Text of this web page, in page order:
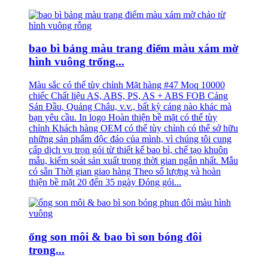
bao bì bảng màu trang điểm màu xám mờ
hình vuông trống...
Màu sắc có thể tùy chỉnh Mặt hàng #47 Moq 10000
chiếc Chất liệu AS, ABS, PS, AS + ABS FOB Cảng
Sán Đầu, Quảng Châu, v.v., bất kỳ cảng nào khác mà
bạn yêu cầu. In logo Hoàn thiện bề mặt có thể tùy
chỉnh Khách hàng OEM có thể tùy chỉnh có thể sở hữu
những sản phẩm độc đáo của mình, vì chúng tôi cung
cấp dịch vụ trọn gói từ thiết kế bao bì, chế tạo khuôn
mẫu, kiểm soát sản xuất trong thời gian ngắn nhất. Mẫu
có sẵn Thời gian giao hàng Theo số lượng và hoàn
thiện bề mặt 20 đến 35 ngày Đóng gói...
ống son môi & bao bì son bóng đôi
trong...